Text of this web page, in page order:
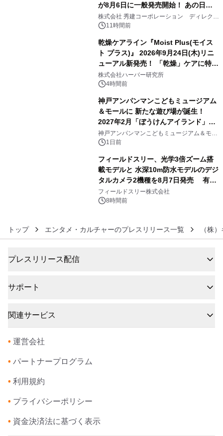
が8月6日に一般発売開始！ あの日の
大興奮が今甦る
株式会社 秀建コーポレーション ディレクト
アートギャラリー
11時間前
乾燥ケアライン『Moist Plus(モイス
ト プラス)』 2026年9月24日(木)リニ
ューアル新発売！ 「乾燥」ケアに特化
し、ライン使いで潤いに満ちた肌へ
株式会社ハーバー研究所
4時間前
神戸アンパンマンこどもミュージアム
＆モールに 新たな遊び場が誕生！
2027年2月「ぼうけんアイランド」が
オープン
神戸アンパンマンこどもミュージアム＆モー
ル 1日前
フィールドスリー、光学3倍ズーム搭
載モデルと 水深10m防水モデルのデジ
タルカメラ2機種を8月7日発売 有効
約1300万画素、用途別に選べるコンデ
ジ新登場
フィールドスリー株式会社
8時間前
トップ エンタメ・カルチャーのプレスリリース一覧 （株
プレスリリース配信
サポート
関連サービス
• 運営会社
• パートナープログラム
• 利用規約
• プライバシーポリシー
• 資金決済法に基づく表示